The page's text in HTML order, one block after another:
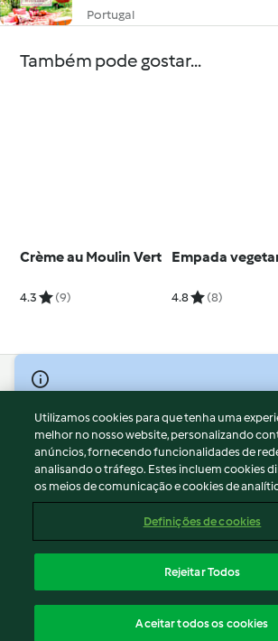
Portugal
Também pode gostar...
Crème au Moulin Vert
4.3 (9)
Empada
4.8 (8)
© Copyright 2026
Termos de Utilização
Aviso sobre Proteção de Dados
Aviso
Apoio legal
Conteúdo do relatório
Declaração de acessibilidade
Utilizamos cookies para que tenha uma
melhor no nosso website, personalizando
anúncios, fornecendo funcionalidades de
analisando o tráfego. Estes incluem cookies
os meios de comunicação e cookies de
Definições de cookies
Rejeitar Todos
Aceitar todos os cookies